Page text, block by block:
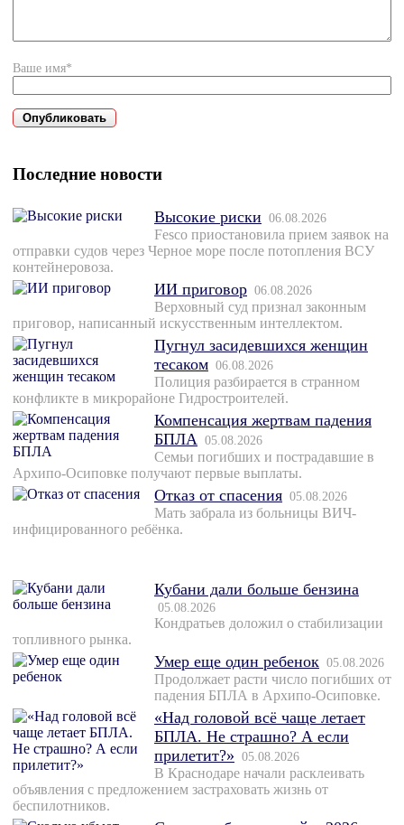
Ваше имя*
Последние новости
Высокие риски 06.08.2026
Fesco приостановила прием заявок на
отправки судов через Черное море после потопления ВСУ
контейнеровоза.
ИИ приговор 06.08.2026
Верховный суд признал законным
приговор, написанный искусственным интеллектом.
Пугнул засидевшихся женщин
тесаком 06.08.2026
Полиция разбирается в странном
конфликте в микрорайоне Гидростроителей.
Компенсация жертвам падения
БПЛА 05.08.2026
Семьи погибших и пострадавшие в
Архипо-Осиповке получают первые выплаты.
Отказ от спасения 05.08.2026
Мать забрала из больницы ВИЧ-
инфицированного ребёнка.
Кубани дали больше бензина
05.08.2026
Кондратьев доложил о стабилизации
топливного рынка.
Умер еще один ребенок 05.08.2026
Продолжает расти число погибших от
падения БПЛА в Архипо-Осиповке.
«Над головой всё чаще летает
БПЛА. Не страшно? А если
прилетит?» 05.08.2026
В Краснодаре начали расклеивать
объявления с предложением застраховать жизнь от
беспилотников.